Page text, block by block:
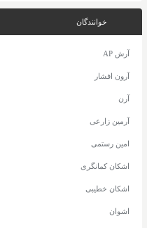
خوانندگان
آرش AP
آرون افشار
آرن
آرمین زارعی
امین رستمی
اشکان کمانگری
اشکان خطیبی
اشوان